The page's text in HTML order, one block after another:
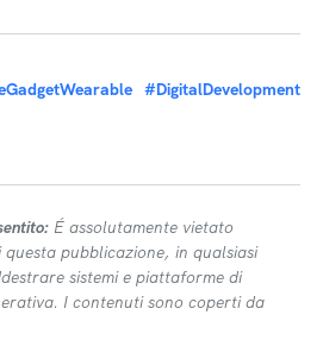
#DigitalDevelopment
É assolutamente vietato
pubblicazione, in qualsiasi
sistemi e piattaforme di
I contenuti sono coperti da